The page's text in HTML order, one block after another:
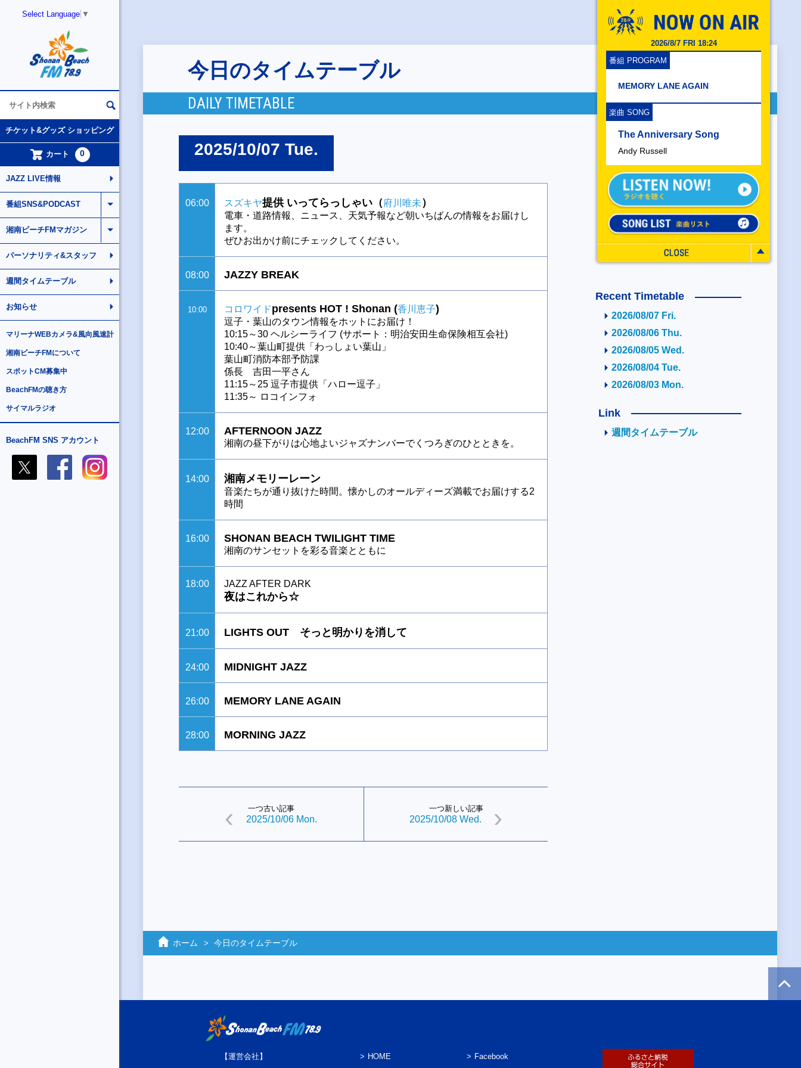
Select Language ▼
2026/8/7 FRI 18:24
番組 PROGRAM
MEMORY LANE AGAIN
楽曲 SONG
The Anniversary Song
Andy Russell
チケット&グッズ ショッピング
カート 0
JAZZ LIVE情報
番組SNS&PODCAST
湘南ビーチFMマガジン
パーソナリティ&スタッフ
週間タイムテーブル
お知らせ
マリーナWEBカメラ&風向風速計
湘南ビーチFMについて
スポットCM募集中
BeachFMの聴き方
サイマルラジオ
BeachFM SNS アカウント
今日のタイムテーブル
DAILY TIMETABLE
2025/10/07 Tue.
06:00 スズキヤ提供 いってらっしゃい（ 府川唯未）
電車・道路情報、ニュース、天気予報など朝いちばんの情報をお届けし
ます。
ぜひお出かけ前にチェックしてください。
08:00 JAZZY BREAK
10:00 コロワイドpresents HOT ! Shonan (香川恵子)
逗子・葉山のタウン情報をホットにお届け！
10:15～30 ヘルシーライフ (サポート：明治安田生命保険相互会社)
10:40～葉山町提供「わっしょい葉山」
葉山町消防本部予防課
係長 吉田一平さん
11:15～25 逗子市提供「ハロー逗子」
11:35～ ロコインフォ
12:00 AFTERNOON JAZZ
湘南の昼下がりは心地よいジャズナンバーでくつろぎのひとときを。
14:00 湘南メモリーレーン
音楽たちが通り抜けた時間。懐かしのオールディーズ満載でお届けする2
時間
16:00 SHONAN BEACH TWILIGHT TIME
湘南のサンセットを彩る音楽とともに
18:00 JAZZ AFTER DARK
夜はこれから☆
21:00 LIGHTS OUT そっと明かりを消して
24:00 MIDNIGHT JAZZ
26:00 MEMORY LANE AGAIN
28:00 MORNING JAZZ
一つ古い記事
2025/10/06 Mon.
一つ新しい記事
2025/10/08 Wed.
Recent Timetable
2026/08/07 Fri.
2026/08/06 Thu.
2026/08/05 Wed.
2026/08/04 Tue.
2026/08/03 Mon.
Link
週間タイムテーブル
ホーム 今日のタイムテーブル
【運営会社】
HOME
Facebook